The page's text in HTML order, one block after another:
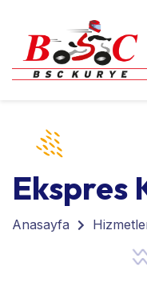
Ekspres
Anasayfa